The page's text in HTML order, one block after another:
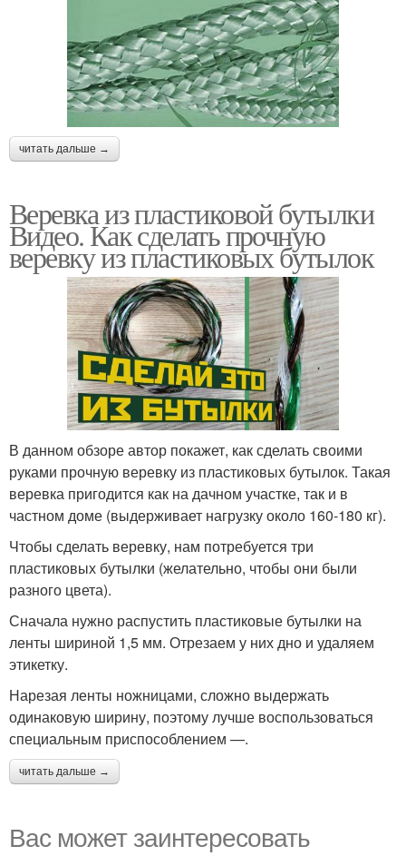
читать дальше →
Веревка из пластиковой бутылки
Видео. Как сделать прочную
веревку из пластиковых бутылок
В данном обзоре автор покажет, как сделать своими
руками прочную веревку из пластиковых бутылок. Такая
веревка пригодится как на дачном участке, так и в
частном доме (выдерживает нагрузку около 160-180 кг).
Чтобы сделать веревку, нам потребуется три
пластиковых бутылки (желательно, чтобы они были
разного цвета).
Сначала нужно распустить пластиковые бутылки на
ленты шириной 1,5 мм. Отрезаем у них дно и удаляем
этикетку.
Нарезая ленты ножницами, сложно выдержать
одинаковую ширину, поэтому лучше воспользоваться
специальным приспособлением —.
читать дальше →
Вас может заинтересовать